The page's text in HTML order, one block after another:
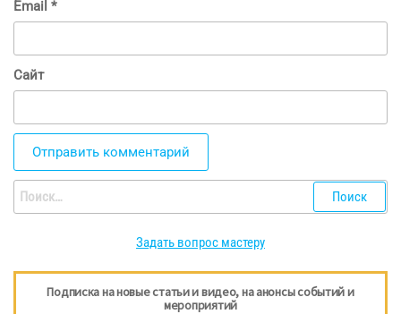
Email *
Сайт
Найти:
Задать вопрос мастеру
Подписка на новые статьи и видео, на анонсы событий и
мероприятий